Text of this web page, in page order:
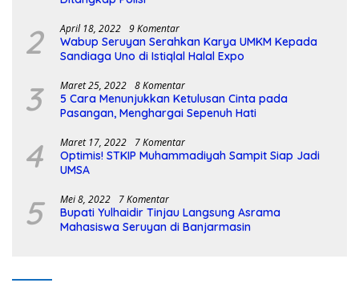
2 April 18, 2022 9 Komentar
Wabup Seruyan Serahkan Karya UMKM Kepada
Sandiaga Uno di Istiqlal Halal Expo
3 Maret 25, 2022 8 Komentar
5 Cara Menunjukkan Ketulusan Cinta pada
Pasangan, Menghargai Sepenuh Hati
4 Maret 17, 2022 7 Komentar
Optimis! STKIP Muhammadiyah Sampit Siap Jadi
UMSA
5 Mei 8, 2022 7 Komentar
Bupati Yulhaidir Tinjau Langsung Asrama
Mahasiswa Seruyan di Banjarmasin